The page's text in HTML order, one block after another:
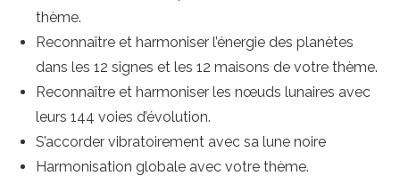
thème.
Reconnaître et harmoniser l’énergie des planètes
dans les 12 signes et les 12 maisons de votre thème.
Reconnaître et harmoniser les nœuds lunaires avec
leurs 144 voies d’évolution.
S’accorder vibratoirement avec sa lune noire
Harmonisation globale avec votre thème.